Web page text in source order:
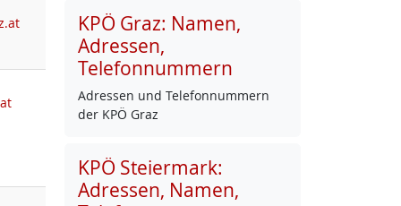
KPÖ Graz: Namen,
Adressen,
Telefonnummern
Adres­sen und Te­le­fon­num­mern
der KPÖ Graz
KPÖ Steiermark:
Adressen, Namen,